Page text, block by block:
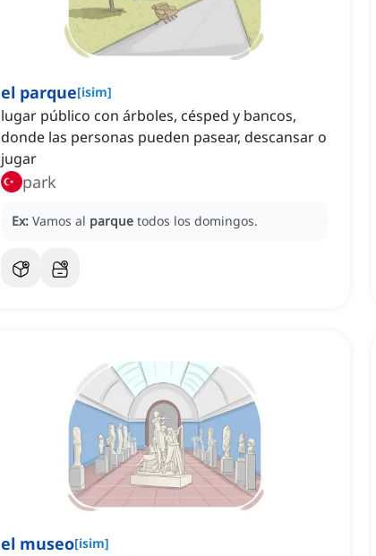
el parque[isim]
lugar público con árboles, césped y bancos,
donde las personas pueden pasear, descansar o
jugar
park
Ex: Vamos al parque todos los domingos.
el museo[isim]